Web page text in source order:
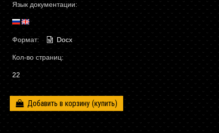
Язык документации:
Формат: Docx
Кол-во страниц:
22
Добавить в корзину